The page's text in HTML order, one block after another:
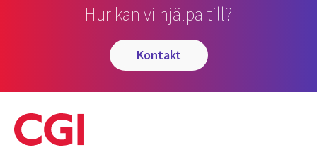
Hur kan vi hjälpa till?
kontakt